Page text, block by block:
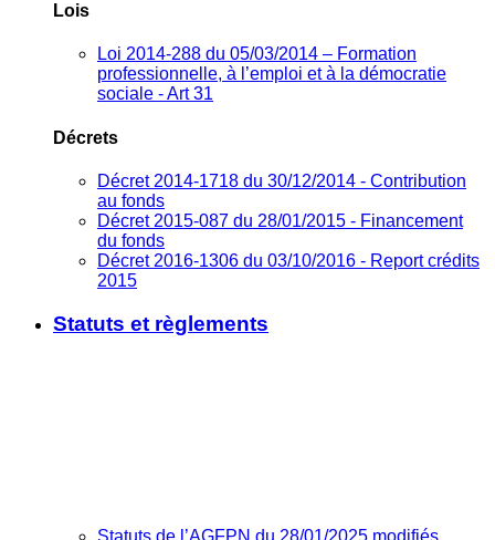
Lois
Loi 2014-288 du 05/03/2014 – Formation
professionnelle, à l’emploi et à la démocratie
sociale - Art 31
Décrets
Décret 2014-1718 du 30/12/2014 - Contribution
au fonds
Décret 2015-087 du 28/01/2015 - Financement
du fonds
Décret 2016-1306 du 03/10/2016 - Report crédits
2015
Statuts et règlements